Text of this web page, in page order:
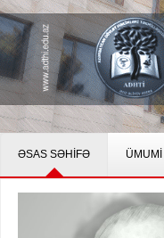
ƏSAS SƏHİFƏ